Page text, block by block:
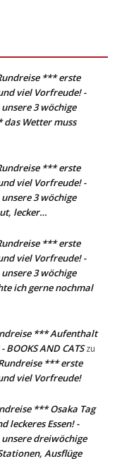
*** erste
viel Vorfreude! -
3 wöchige
Wetter muss
*** erste
viel Vorfreude! -
3 wöchige
lecker…
*** erste
viel Vorfreude! -
3 wöchige
ich gerne nochmal
*** Aufenthalt
AND CATSzu
*** erste
viel Vorfreude!
*** Osaka Tag
leckeres Essen! -
dreiwöchige
Ausflüge